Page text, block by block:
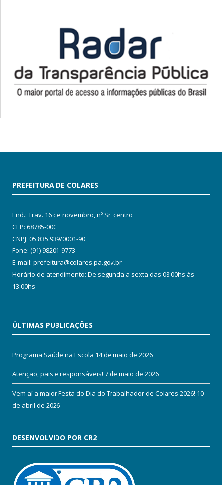
PREFEITURA DE COLARES
End.: Trav. 16 de novembro, nº Sn centro
CEP: 68785-000
CNPJ: 05.835.939/0001-90
Fone: (91) 98201-9773
E-mail: prefeitura@colares.pa.gov.br
Horário de atendimento: De segunda a sexta das 08:00hs às
13:00hs
ÚLTIMAS PUBLICAÇÕES
Programa Saúde na Escola 14 de maio de 2026
Atenção, pais e responsáveis! 7 de maio de 2026
Vem aí a maior Festa do Dia do Trabalhador de Colares 2026! 10
de abril de 2026
DESENVOLVIDO POR CR2